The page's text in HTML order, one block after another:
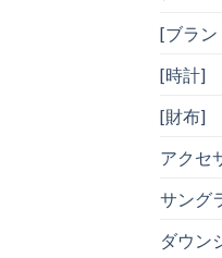
[ブラ
[時計]
[財布]
アクセ
サング
ダウン